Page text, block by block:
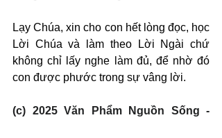
Lạy Chúa, xin cho con hết lòng đọc, học
Lời Chúa và làm theo Lời Ngài chứ
không chỉ lấy nghe làm đủ, để nhờ đó
con được phước trong sự vâng lời.
(c) 2025 Văn Phẩm Nguồn Sống -